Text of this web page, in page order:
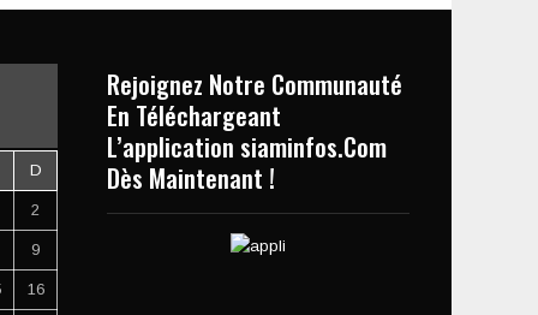
D
2
9
16
Rejoignez Notre Communauté
En Téléchargeant
L’application siaminfos.Com
Dès Maintenant !